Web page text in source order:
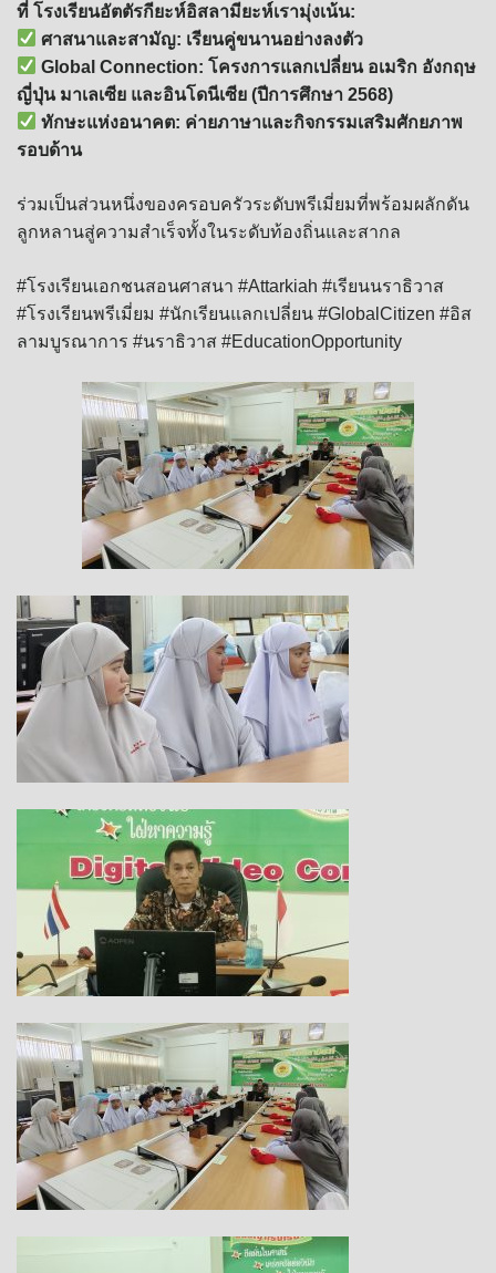
ที่ โรงเรียนอัตตัรกียะห์อิสลามียะห์เรามุ่งเน้น:
ศาสนาและสามัญ: เรียนคู่ขนานอย่างลงตัว
Global Connection: โครงการแลกเปลี่ยน อเมริก อังกฤษ
ญี่ปุ่น มาเลเซีย และอินโดนีเซีย (ปีการศึกษา 2568)
ทักษะแห่งอนาคต: ค่ายภาษาและกิจกรรมเสริมศักยภาพ
รอบด้าน
ร่วมเป็นส่วนหนึ่งของครอบครัวระดับพรีเมี่ยมที่พร้อมผลักดัน
ลูกหลานสู่ความสำเร็จทั้งในระดับท้องถิ่นและสากล
#โรงเรียนเอกชนสอนศาสนา #Attarkiah #เรียนนราธิวาส
#โรงเรียนพรีเมี่ยม #นักเรียนแลกเปลี่ยน #GlobalCitizen #อิส
ลามบูรณาการ #นราธิวาส #EducationOpportunity